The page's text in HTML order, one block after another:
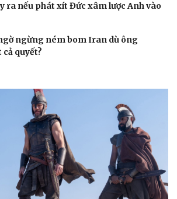
Podcast
Câu chuyện thời sự
ra nếu phát xít Đức xâm lược Anh vào
ngừng ném bom Iran dù ông
quyết?